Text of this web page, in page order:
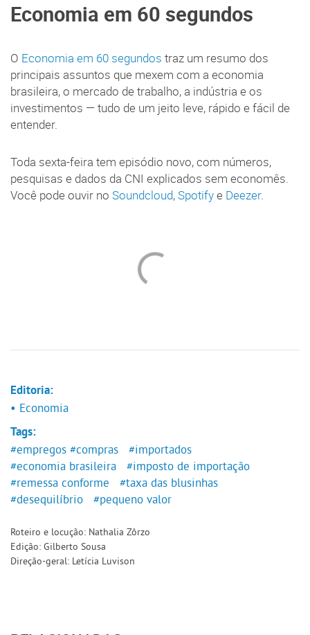
Economia em 60 segundos
O Economia em 60 segundos traz um resumo dos
principais assuntos que mexem com a economia
brasileira, o mercado de trabalho, a indústria e os
investimentos — tudo de um jeito leve, rápido e fácil de
entender.
Toda sexta-feira tem episódio novo, com números,
pesquisas e dados da CNI explicados sem economês.
Você pode ouvir no Soundcloud,Spotifye Deezer.
Editoria:
• Economia
Tags:
#empregos #compras
#importados
#economia brasileira
#imposto de importação
#remessa conforme
#taxa das blusinhas
#desequilíbrio
#pequeno valor
Roteiro e locução: Nathalia Zôrzo
Edição: Gilberto Sousa
Direção-geral: Letícia Luvison